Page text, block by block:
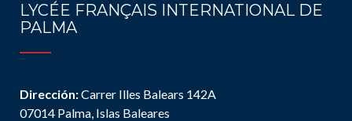
LYCÉE FRANÇAIS INTERNATIONAL DE
PALMA
Dirección:Carrer Illes Balears 142A
07014 Palma, Islas Baleares